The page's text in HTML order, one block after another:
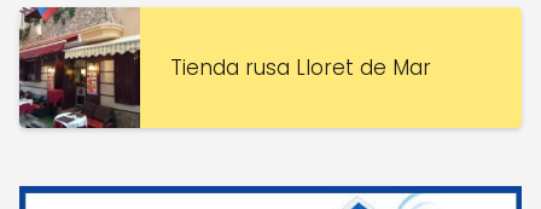
Tienda rusa Lloret de Mar